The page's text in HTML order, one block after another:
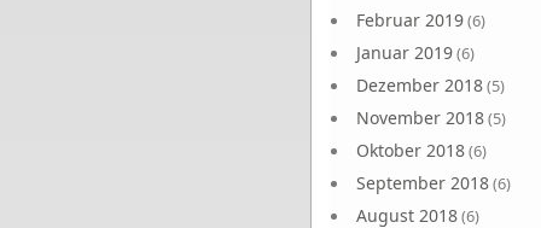
Februar 2019(6)
Januar 2019(6)
Dezember 2018(5)
November 2018(5)
Oktober 2018(6)
September 2018(6)
August 2018(6)